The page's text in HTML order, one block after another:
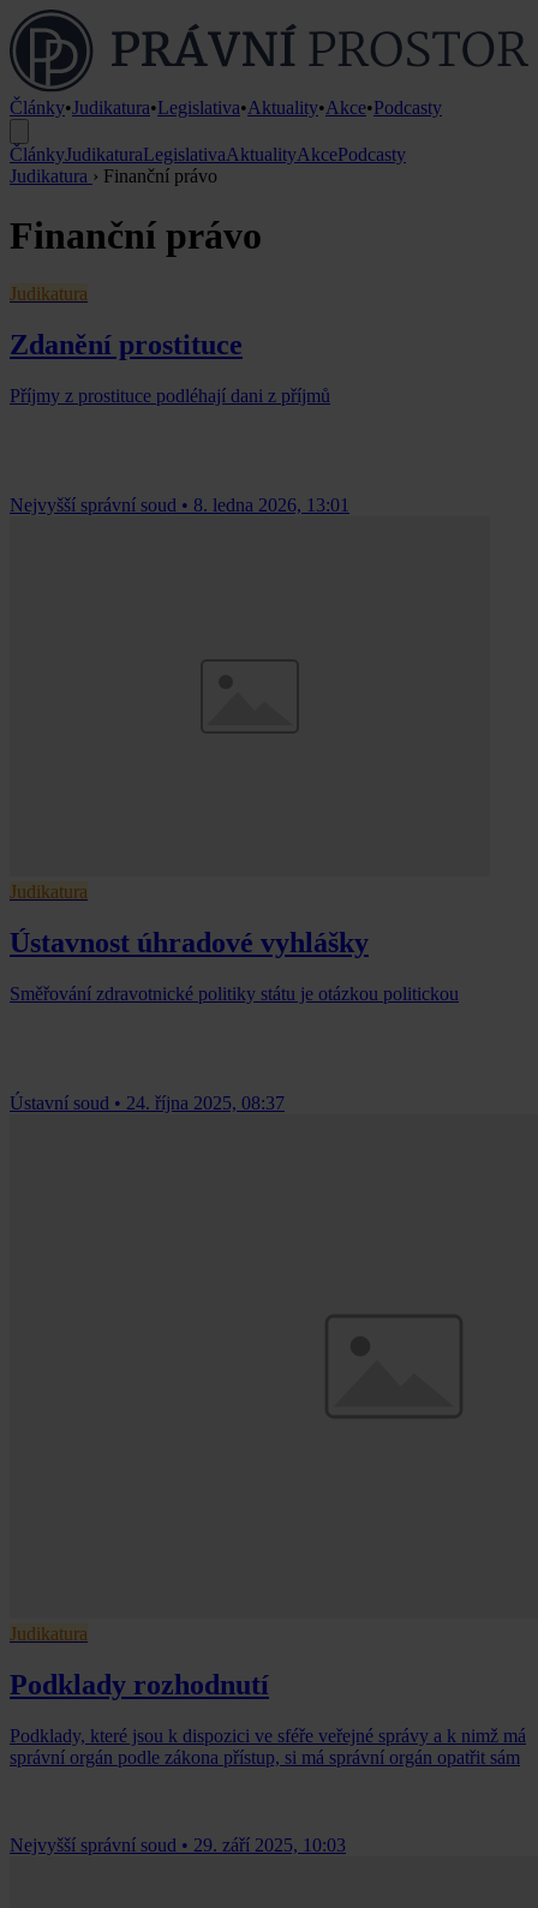
Články•Judikatura•Legislativa•Aktuality•Akce•Podcasty
ČlánkyJudikaturaLegislativaAktualityAkcePodcasty
Judikatura › Finanční právo
Finanční právo
Judikatura
Zdanění prostituce
Příjmy z prostituce podléhají dani z příjmů
Nejvyšší správní soud • 8. ledna 2026, 13:01
Judikatura
Ústavnost úhradové vyhlášky
Směřování zdravotnické politiky státu je otázkou politickou
Ústavní soud • 24. října 2025, 08:37
Judikatura
Podklady rozhodnutí
Podklady, které jsou k dispozici ve sféře veřejné správy a k nimž má
správní orgán podle zákona přístup, si má správní orgán opatřit sám
Nejvyšší správní soud • 29. září 2025, 10:03